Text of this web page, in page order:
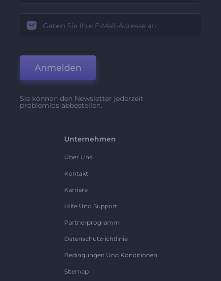
Anmelden
Sie können den Newsletter jederzeit
problemlos abbestellen.
Unternehmen
Über Uns
Kontakt
Karriere
Hilfe Und Support
Partnerprogramm
Datenschutzrichtlinie
Bedingungen Und Konditionen
Sitemap